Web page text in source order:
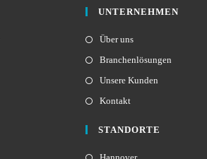
UNTERNEHMEN
Über uns
Branchenlösungen
Unsere Kunden
Kontakt
STANDORTE